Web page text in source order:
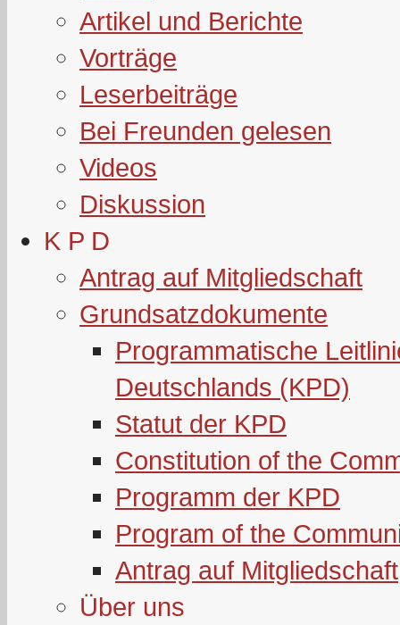
Artikel und Berichte
Vorträge
Leserbeiträge
Bei Freunden gelesen
Videos
Diskussion
K P D
Antrag auf Mitgliedschaft
Grundsatzdokumente
Programmatische
Deutschlands (KPD)
Statut der KPD
Constitution of the
Programm der KPD
Program of the
Antrag auf Mitgliedschaft
Über uns